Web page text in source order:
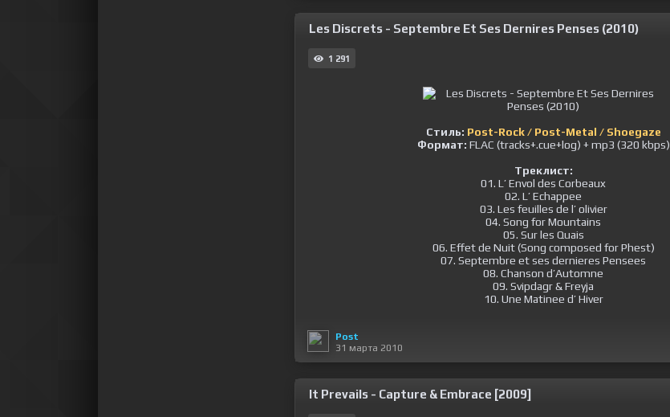
Les Discrets - Septembre Et Ses Dernires Penses (2010)
1 291
Стиль: Post-Rock / Post-Metal / Shoegaze
Формат: FLAC (tracks+.cue+log) + mp3 (320 kbps)
Треклист:
01. L’ Envol des Corbeaux
02. L’ Echappee
03. Les feuilles de l’ olivier
04. Song for Mountains
05. Sur les Quais
06. Effet de Nuit (Song composed for Phest)
07. Septembre et ses dernieres Pensees
08. Chanson d’Automne
09. Svipdagr & Freyja
10. Une Matinee d’ Hiver
Post
31 марта 2010
It Prevails - Capture & Embrace [2009]